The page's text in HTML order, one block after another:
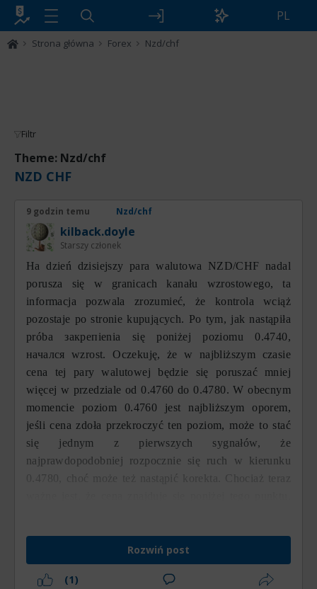
PL
Strona główna Forex Nzd/chf
Filtr
Theme: Nzd/chf
NZD CHF
9 godzin temu Nzd/chf
kilback.doyle
Starszy członek
На dzień dzisiejszy para walutowa NZD/CHF nadal
porusza się w granicach kanału wzrostowego, ta
informacja pozwala zrozumieć, że kontrola wciąż
pozostaje po stronie kupujących. Po tym, jak nastąpiła
próba закрепienia się poniżej poziomu 0.4740,
начался wzrost. Oczekuję, że w najbliższym czasie
cena tej pary walutowej będzie się poruszać mniej
więcej w przedziale od 0.4760 do 0.4780. W obecnym
momencie poziom 0.4760 jest najbliższym oporem,
jeśli cena zdoła przekroczyć ten poziom, może to stać
się jednym z pierwszych sygnałów, że
najprawdopodobniej rozpocznie się ruch w kierunku
0.4780, choć może też nastąpić korekta. Chociaż teraz
Rozwiń post
(1)